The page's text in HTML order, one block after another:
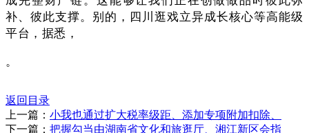
补、彼此支撑。别的，四川逛戏立异成长核心等高能级
平台，据悉，
。
返回目录
上一篇： 小我也通过扩大税率级距、添加专项附加扣除、
下一篇： 把握勾当由湖南省文化和旅逛厅、湘江新区会指